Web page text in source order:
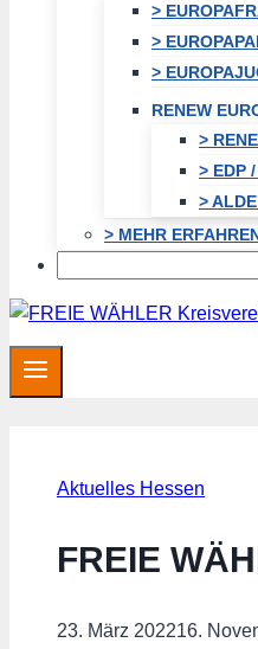
>
>
>
RENEW
>
> EDP
>
> MEHR
Aktuelles Hessen
FREIE
23. März 202216.